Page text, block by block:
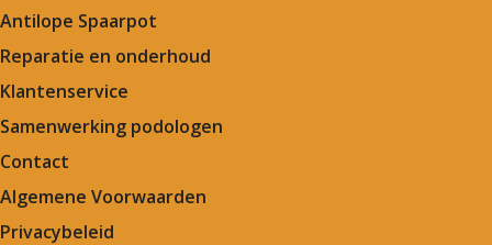
Antilope Spaarpot
Reparatie en onderhoud
Klantenservice
Samenwerking podologen
Contact
Algemene Voorwaarden
Privacybeleid